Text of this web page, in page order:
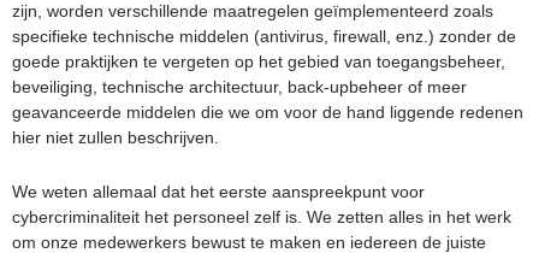
zijn, worden verschillende maatregelen geïmplementeerd zoals
specifieke technische middelen (antivirus, firewall, enz.) zonder de
goede praktijken te vergeten op het gebied van toegangsbeheer,
beveiliging, technische architectuur, back-upbeheer of meer
geavanceerde middelen die we om voor de hand liggende redenen
hier niet zullen beschrijven.
We weten allemaal dat het eerste aanspreekpunt voor
cybercriminaliteit het personeel zelf is. We zetten alles in het werk
om onze medewerkers bewust te maken en iedereen de juiste